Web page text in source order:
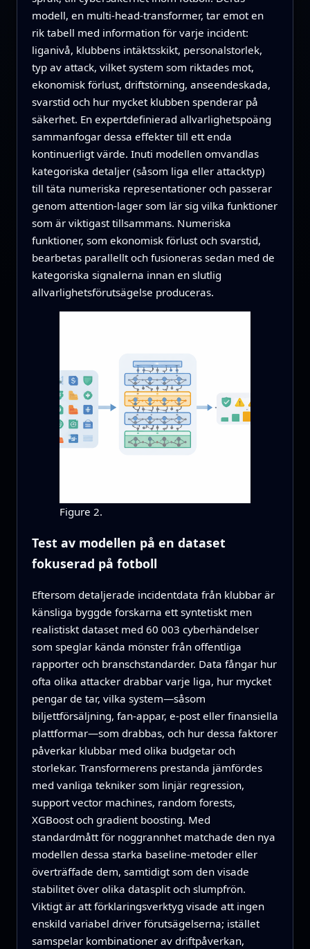
modell, en multi-head-transformer, tar emot en
rik tabell med information för varje incident:
liganivå, klubbens intäktsskikt, personalstorlek,
typ av attack, vilket system som riktades mot,
ekonomisk förlust, driftstörning, anseendeskada,
svarstid och hur mycket klubben spenderar på
säkerhet. En expertdefinierad allvarlighetspoäng
sammanfogar dessa effekter till ett enda
kontinuerligt värde. Inuti modellen omvandlas
kategoriska detaljer (såsom liga eller attacktyp)
till täta numeriska representationer och passerar
genom attention-lager som lär sig vilka funktioner
som är viktigast tillsammans. Numeriska
funktioner, som ekonomisk förlust och svarstid,
bearbetas parallellt och fusioneras sedan med de
kategoriska signalerna innan en slutlig
allvarlighetsförutsägelse produceras.
Figure 2.
Test av modellen på en dataset
fokuserad på fotboll
Eftersom detaljerade incidentdata från klubbar är
känsliga byggde forskarna ett syntetiskt men
realistiskt dataset med 60 003 cyberhändelser
som speglar kända mönster från offentliga
rapporter och branschstandarder. Data fångar hur
ofta olika attacker drabbar varje liga, hur mycket
pengar de tar, vilka system—såsom
biljettförsäljning, fan-appar, e-post eller finansiella
plattformar—som drabbas, och hur dessa faktorer
påverkar klubbar med olika budgetar och
storlekar. Transformerens prestanda jämfördes
med vanliga tekniker som linjär regression,
support vector machines, random forests,
XGBoost och gradient boosting. Med
standardmått för noggrannhet matchade den nya
modellen dessa starka baseline-metoder eller
överträffade dem, samtidigt som den visade
stabilitet över olika datasplit och slumpfrön.
Viktigt är att förklaringsverktyg visade att ingen
enskild variabel driver förutsägelserna; istället
samspelar kombinationer av driftpåverkan,